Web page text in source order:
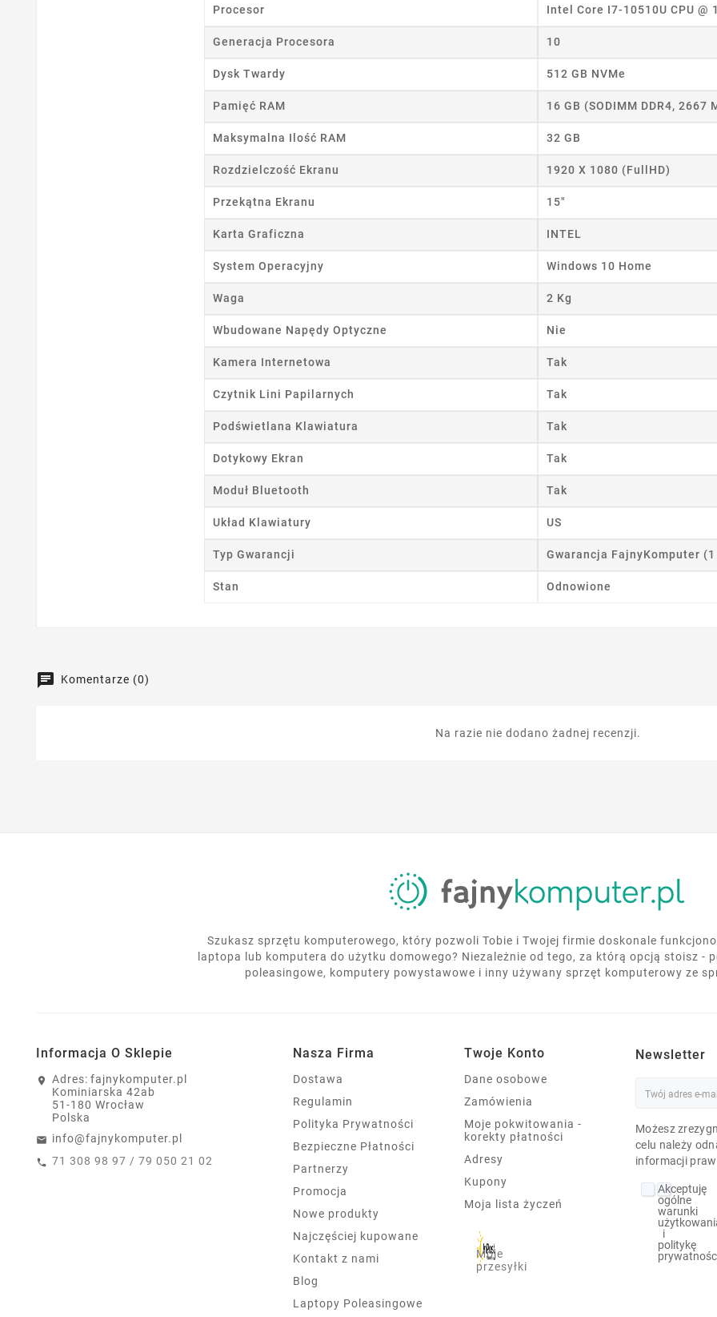
Procesor Intel Core I7-10510U CPU @
Generacja Procesora 10
Dysk Twardy 512 GB NVMe
Pamięć RAM 16 GB (SODIMM DDR4, 2667
Maksymalna Ilość RAM 32 GB
Rozdzielczość Ekranu 1920 X 1080 (FullHD)
Przekątna Ekranu 15"
Karta Graficzna INTEL
System Operacyjny Windows 10 Home
Waga 2 Kg
Wbudowane Napędy Optyczne Nie
Kamera Internetowa Tak
Czytnik Lini Papilarnych Tak
Podświetlana Klawiatura Tak
Dotykowy Ekran Tak
Moduł Bluetooth Tak
Układ Klawiatury US
Typ Gwarancji Gwarancja FajnyKomputer (1
Stan Odnowione
Komentarze (0)
Na razie nie dodano żadnej recenzji.
Szukasz sprzętu komputerowego, który pozwoli Tobie i Twojej firmie doskonale
laptopa lub komputera do użytku domowego? Niezależnie od tego, za którą opcją stoisz -
poleasingowe, komputery powystawowe i inny używany sprzęt komputerowy ze
Informacja O Sklepie
Adres: fajnykomputer.pl
Kominiarska 42ab
51-180 Wrocław
Polska
info@fajnykomputer.pl
71 308 98 97 / 79 050 21 02
Nasza Firma
Dostawa
Regulamin
Polityka Prywatności
Bezpieczne Płatności
Partnerzy
Promocja
Nowe produkty
Najczęściej kupowane
Kontakt z nami
Blog
Laptopy Poleasingowe
Twoje Konto
Dane osobowe
Zamówienia
Moje pokwitowania -
korekty płatności
Adresy
Kupony
Moja lista życzeń
Moje
przesyłki
Newsletter
Możesz
celu należy
informacji
Akceptuję
ogólne
warunki
i
politykę
Anuluj Utwórz listę życzeń